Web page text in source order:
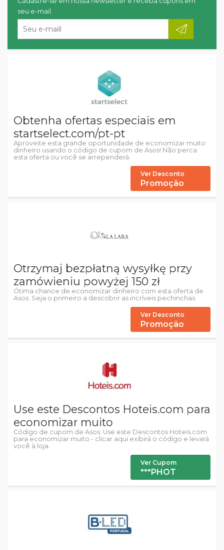
seu e-mail.
Obtenha ofertas especiais em
startselect.com/pt-pt
Aproveite esta grande oportunidade de economizar muito
dinheiro usando o código de cupom de Asos! Não perca
esta oferta ou você se arrependerá.
Ver Desconto
Promoção
Otrzymaj bezpłatną wysyłkę przy
zamówieniu powyżej 150 zł
Ótima chance de economizar dinheiro com esta oferta de
Asos. Seja o primeiro a descobrir as incríveis pechinchas.
Ver Desconto
Promoção
Use este Descontos Hoteis.com para
economizar muito
Código de cupom de Asos: Use este Descontos Hoteis.com
para economizar muito - clicar aqui exibirá o código e levará
você à loja.
Ver Cupom
***PHOT